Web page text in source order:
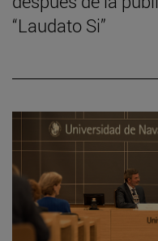
“Laudato Si”